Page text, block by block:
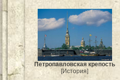
Петропавловская крепость
[История]